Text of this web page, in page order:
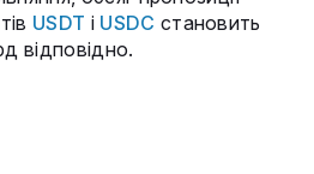
USDT і USDC становить
відповідно.